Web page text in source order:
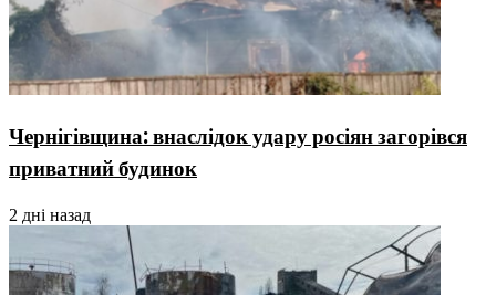
Чернігівщина: внаслідок удару росіян загорівся
приватний будинок
2 дні назад